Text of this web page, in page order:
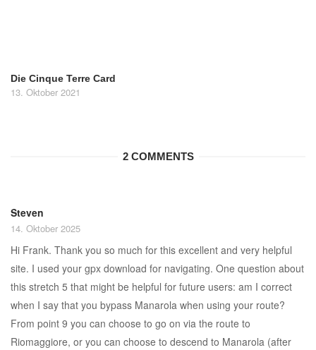
Die Cinque Terre Card
13. Oktober 2021
2 COMMENTS
Steven
14. Oktober 2025
Hi Frank. Thank you so much for this excellent and very helpful
site. I used your gpx download for navigating. One question about
this stretch 5 that might be helpful for future users: am I correct
when I say that you bypass Manarola when using your route?
From point 9 you can choose to go on via the route to
Riomaggiore, or you can choose to descend to Manarola (after